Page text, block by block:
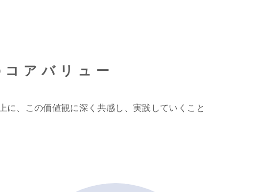
アバリュー
に、この価値観に深く共感し、実践していくこと